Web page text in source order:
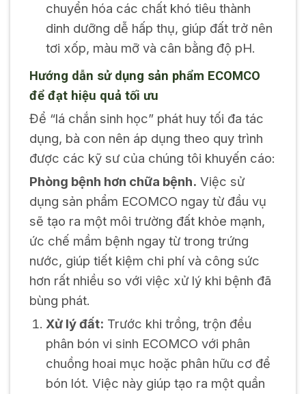
chuyển hóa các chất khó tiêu thành
dinh dưỡng dễ hấp thụ, giúp đất trở nên
tơi xốp, màu mỡ và cân bằng độ pH.
Hướng dẫn sử dụng sản phẩm ECOMCO
để đạt hiệu quả tối ưu
Để “lá chắn sinh học” phát huy tối đa tác
dụng, bà con nên áp dụng theo quy trình
được các kỹ sư của chúng tôi khuyến cáo:
Phòng bệnh hơn chữa bệnh. Việc sử
dụng sản phẩm ECOMCO ngay từ đầu vụ
sẽ tạo ra một môi trường đất khỏe mạnh,
ức chế mầm bệnh ngay từ trong trứng
nước, giúp tiết kiệm chi phí và công sức
hơn rất nhiều so với việc xử lý khi bệnh đã
bùng phát.
Xử lý đất: Trước khi trồng, trộn đều
phân bón vi sinh ECOMCO với phân
chuồng hoai mục hoặc phân hữu cơ để
bón lót. Việc này giúp tạo ra một quần